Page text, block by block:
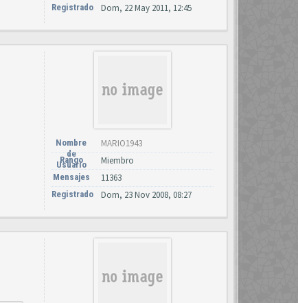
Registrado Dom, 22 May 2011, 12:45
Nombre
de
Usuario
MARIO1943
Rango Miembro
Mensajes 11363
Registrado Dom, 23 Nov 2008, 08:27